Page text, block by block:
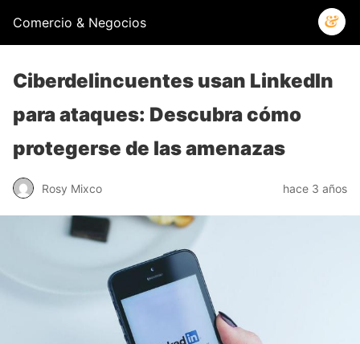
Comercio & Negocios
Ciberdelincuentes usan LinkedIn
para ataques: Descubra cómo
protegerse de las amenazas
Rosy Mixco hace 3 años